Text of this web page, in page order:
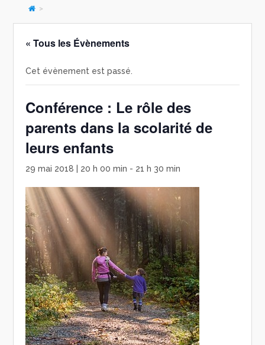
>
« Tous les Évènements
Cet évènement est passé.
Conférence : Le rôle des
parents dans la scolarité de
leurs enfants
29 mai 2018 | 20 h 00 min - 21 h 30 min